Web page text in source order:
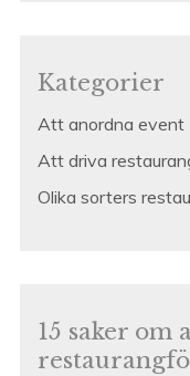
Kategorier
Att anordna event
Att driva
Olika sorters
15 saker om